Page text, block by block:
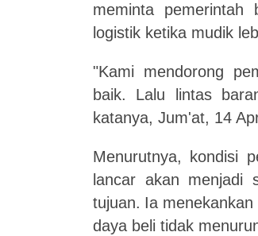
meminta pemerintah
logistik ketika mudik
"Kami mendorong
baik. Lalu lintas
katanya, Jum'at, 14
Menurutnya, kondisi
lancar akan menjadi
tujuan. Ia
daya beli tidak